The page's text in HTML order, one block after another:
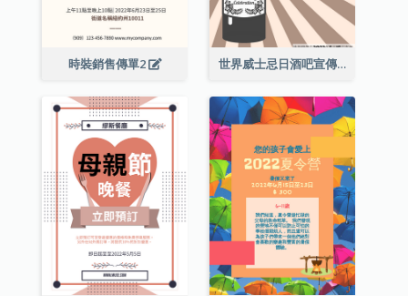
時裝銷售傳單2 世界威士忌日酒吧宣傳傳單